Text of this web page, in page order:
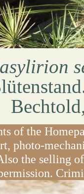
of the
photo-
the selling